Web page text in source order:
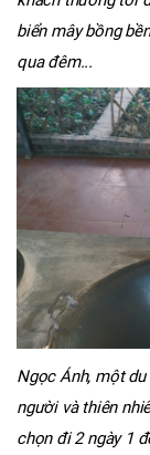
biển mây bồng
qua đêm...
Ngọc Ánh, một
người và thiên
chọn đi 2 ngày 1